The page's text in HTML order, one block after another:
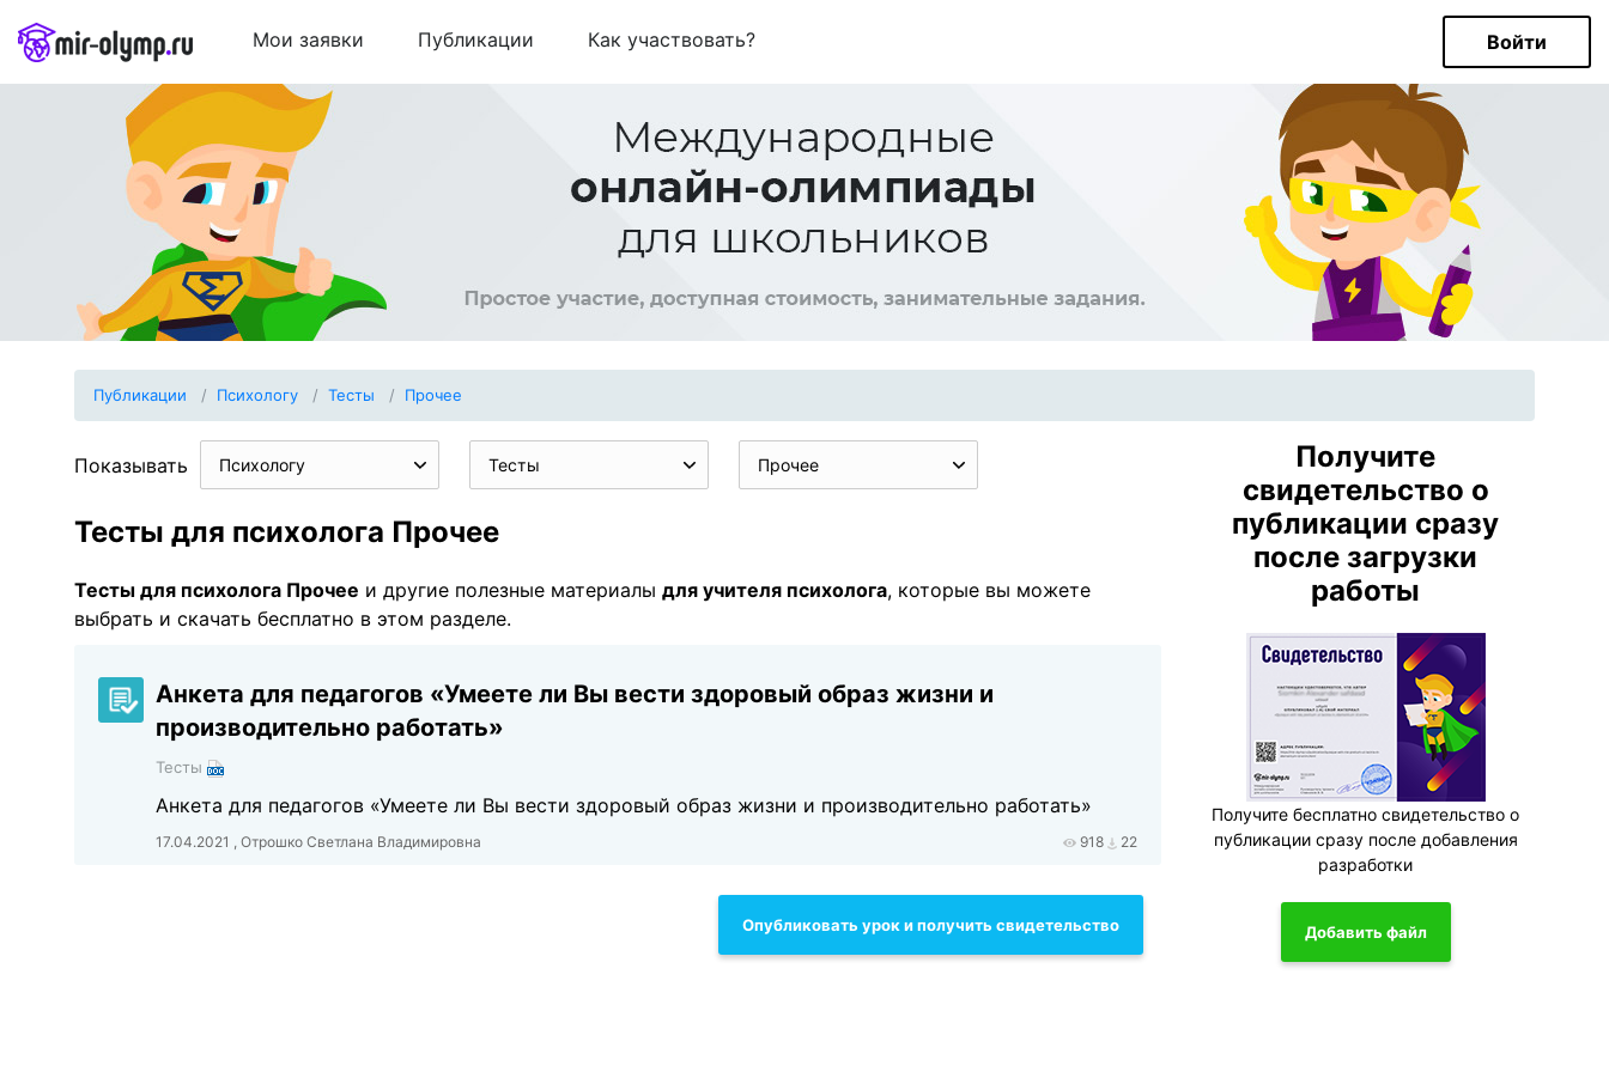
Мои заявки Публикации Как участвовать? Войти
Публикации Психологу Тесты Прочее
Показывать Психологу Тесты Прочее
Тесты для психолога Прочее
Тесты для психолога Прочее и другие полезные материалы для учителя психолога, которые вы можете
выбрать и скачать бесплатно в этом разделе.
Анкета для педагогов «Умеете ли Вы вести здоровый образ жизни и
производительно работать»
Тесты
Анкета для педагогов «Умеете ли Вы вести здоровый образ жизни и производительно работать»
17.04.2021 , Отрошко Светлана Владимировна 918 22
Опубликовать урок и получить свидетельство
Получите
свидетельство о
публикации сразу
после загрузки
работы
Получите бесплатно свидетельство о
публикации сразу после добавления
разработки
Добавить файл